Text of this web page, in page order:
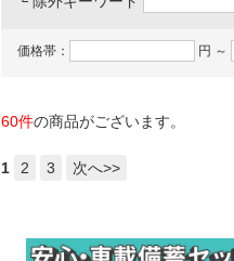
価格帯： 円 ～
60件の商品がございます。
1 2 3 次へ>>